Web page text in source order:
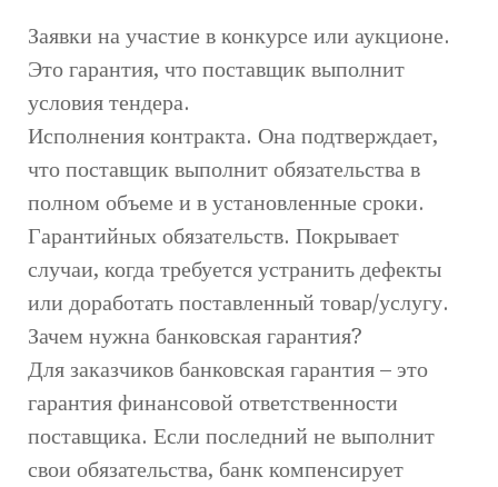
Заявки на участие в конкурсе или аукционе.
Это гарантия, что поставщик выполнит
условия тендера.
Исполнения контракта. Она подтверждает,
что поставщик выполнит обязательства в
полном объеме и в установленные сроки.
Гарантийных обязательств. Покрывает
случаи, когда требуется устранить дефекты
или доработать поставленный товар/услугу.
Зачем нужна банковская гарантия?
Для заказчиков банковская гарантия – это
гарантия финансовой ответственности
поставщика. Если последний не выполнит
свои обязательства, банк компенсирует